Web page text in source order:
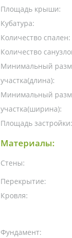
Площадь крыши:
Кубатура:
Количество спален:
Количество
Минимальный
участка(длина):
Минимальный
участка(ширина):
Площадь застройки:
Материалы:
Стены:
Перекрытие:
Кровля:
Фундамент: